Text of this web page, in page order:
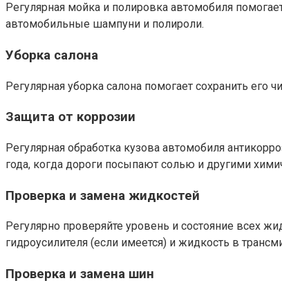
Регулярная мойка и полировка автомобиля
автомобильные шампуни и полироли.
Уборка салона
Регулярная уборка салона помогает сохранить его
Защита от коррозии
Регулярная обработка кузова автомобиля
года, когда дороги посыпают солью и другими
Проверка и замена жидкостей
Регулярно проверяйте уровень и состояние всех
гидроусилителя (если имеется) и жидкость в
Проверка и замена шин